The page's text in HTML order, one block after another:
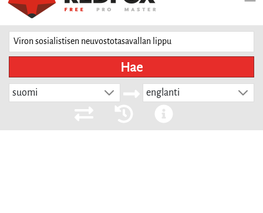
Hae
suomi englanti